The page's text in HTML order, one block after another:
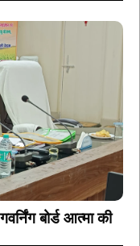
बोर्ड आत्मा की